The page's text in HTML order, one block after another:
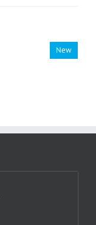
New